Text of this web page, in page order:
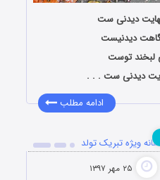
دیدنی ست
دیدنیست
لبخند توست
دیدنی ست . . .
ادامه مطلب
ویژه تبریک تولد
۲۵ مهر ۱۳۹۷